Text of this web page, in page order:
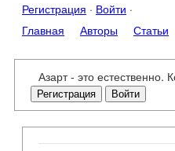
Регистрация · Войти ·
Главная Авторы Статьи
Азарт - это естественно.
Регистрация Войти